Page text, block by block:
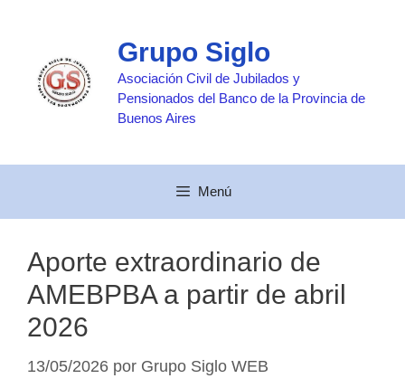
contenido
Grupo Siglo
Asociación Civil de Jubilados y
Pensionados del Banco de la Provincia de
Buenos Aires
Menú
Aporte extraordinario de
AMEBPBA a partir de abril
2026
13/05/2026 por Grupo Siglo WEB